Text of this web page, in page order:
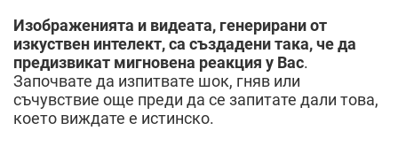
Изображенията и видеата, генерирани от
изкуствен интелект, са създадени така, че да
предизвикат мигновена реакция у Вас.
Започвате да изпитвате шок, гняв или
съчувствие още преди да се запитате дали това,
което виждате е истинско.